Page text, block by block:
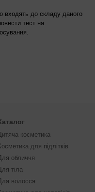
входять до складу даного
тест на
косметика
для підлітків
обличчя
тіла
волосся